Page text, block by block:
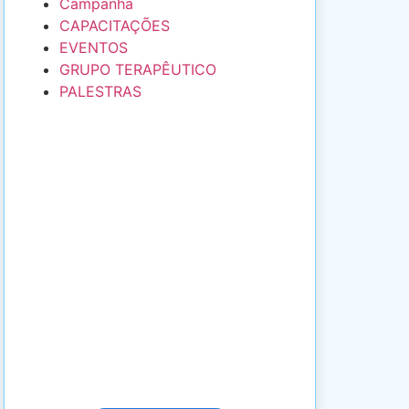
Campanha
CAPACITAÇÕES
EVENTOS
GRUPO TERAPÊUTICO
PALESTRAS